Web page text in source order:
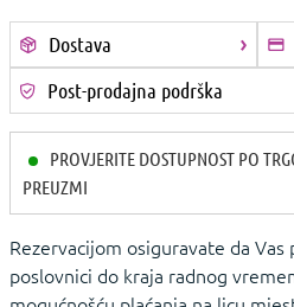
Dostava
Post-prodajna podrška
PROVJERITE DOSTUPNOST PO
PREUZMI
Rezervacijom osiguravate da
poslovnici do kraja radnog